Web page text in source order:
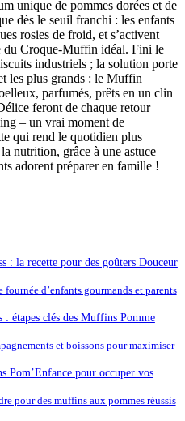
unique de pommes dorées et de
dès le seuil franchi : les enfants
rosies de froid, et s’activent
du Croque-Muffin idéal. Fini le
industriels ; la solution porte
les plus grands : le Muffin
parfumés, prêts en un clin
feront de chaque retour
– un vrai moment de
qui rend le quotidien plus
nutrition, grâce à une astuce
adorent préparer en famille !
: la recette pour des goûters Douceur
d’enfants gourmands et parents
: étapes clés des Muffins Pomme
et boissons pour maximiser
Pom’Enfance pour occuper vos
pour des muffins aux pommes réussis